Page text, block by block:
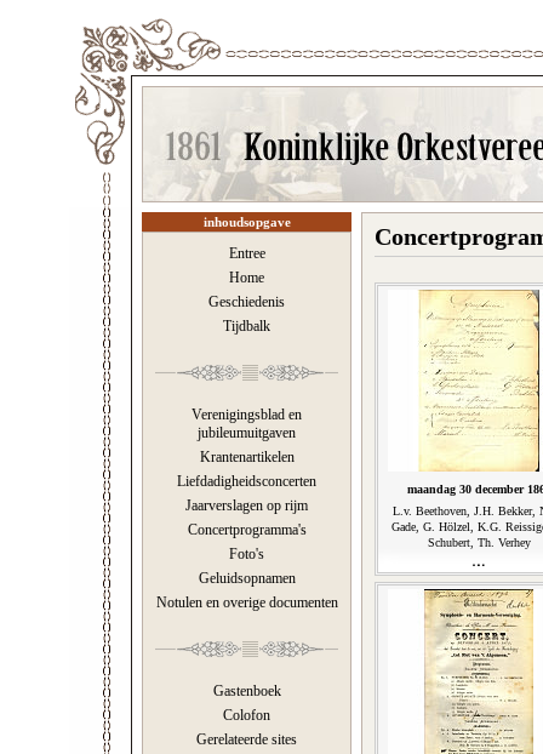
inhoudsopgave
Entree
Home
Geschiedenis
Tijdbalk
Verenigingsblad en
jubileumuitgaven
Krantenartikelen
Liefdadigheidsconcerten
Jaarverslagen op rijm
Concertprogramma's
Foto's
Geluidsopnamen
Notulen en overige documenten
Gastenboek
Colofon
Gerelateerde sites
maandag 30 december
L.v. Beethoven, J.H. Bekker,
Gade, G. Hölzel, K.G.
Schubert, Th. Verhey